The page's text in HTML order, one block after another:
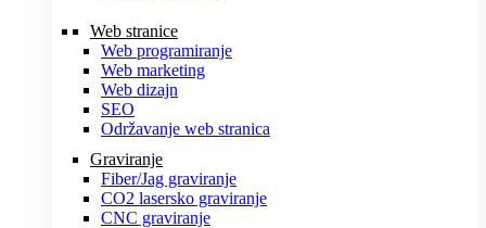
Web stranice
Web programiranje
Web marketing
Web dizajn
SEO
Održavanje web stranica
Graviranje
Fiber/Jag graviranje
CO2 lasersko graviranje
CNC graviranje